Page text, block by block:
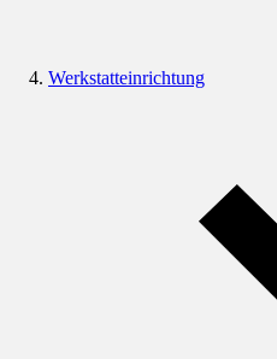
Werkstatteinrichtung